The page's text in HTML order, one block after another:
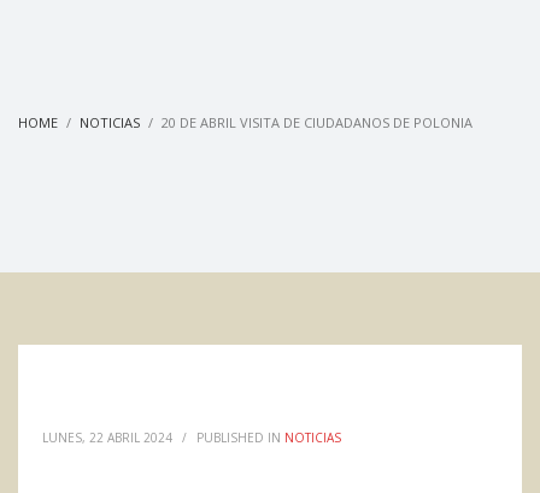
HOME NOTICIAS 20 DE ABRIL VISITA DE CIUDADANOS DE POLONIA
LUNES, 22 ABRIL 2024 / PUBLISHED IN NOTICIAS